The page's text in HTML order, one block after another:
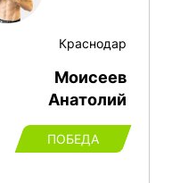
Краснодар
Моисеев
Анатолий
ПОБЕДА